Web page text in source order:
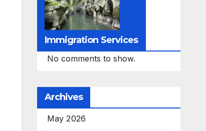
Immigration Services
No comments to show.
Archives
May 2026